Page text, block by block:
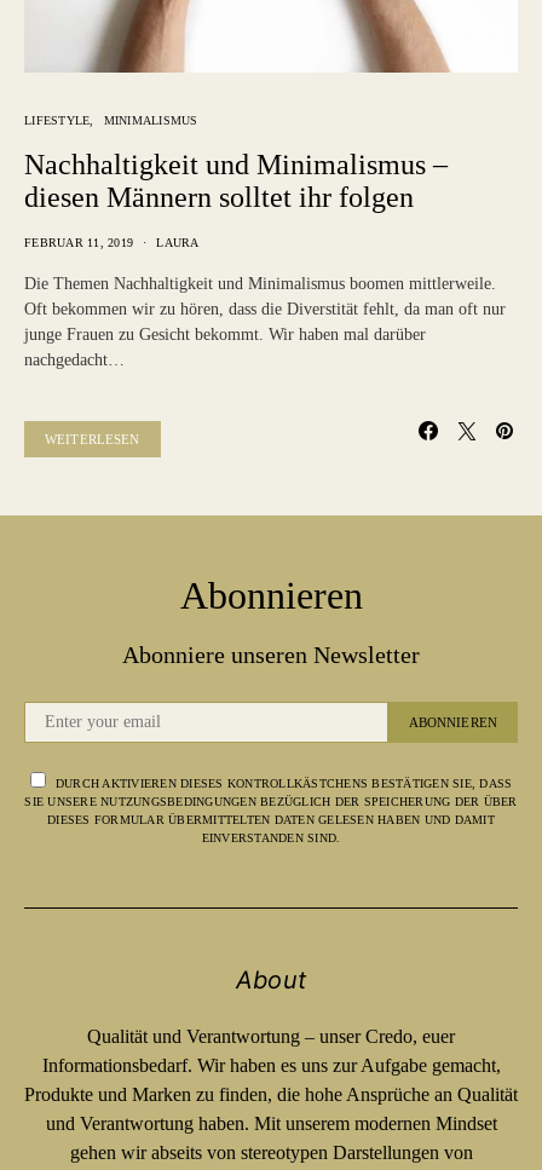
LIFESTYLE MINIMALISMUS
Nachhaltigkeit und Minimalismus –
diesen Männern solltet ihr folgen
FEBRUAR 11, 2019 LAURA
Die Themen Nachhaltigkeit und Minimalismus boomen mittlerweile.
Oft bekommen wir zu hören, dass die Diverstität fehlt, da man oft nur
junge Frauen zu Gesicht bekommt. Wir haben mal darüber
nachgedacht…
WEITERLESEN
Abonnieren
Abonniere unseren Newsletter
ABONNIEREN
DURCH AKTIVIEREN DIESES KONTROLLKÄSTCHENS BESTÄTIGEN SIE, DASS
SIE UNSERE NUTZUNGSBEDINGUNGEN BEZÜGLICH DER SPEICHERUNG DER ÜBER
DIESES FORMULAR ÜBERMITTELTEN DATEN GELESEN HABEN UND DAMIT
EINVERSTANDEN SIND.
About
Qualität und Verantwortung – unser Credo, euer
Informationsbedarf. Wir haben es uns zur Aufgabe gemacht,
Produkte und Marken zu finden, die hohe Ansprüche an Qualität
und Verantwortung haben. Mit unserem modernen Mindset
gehen wir abseits von stereotypen Darstellungen von